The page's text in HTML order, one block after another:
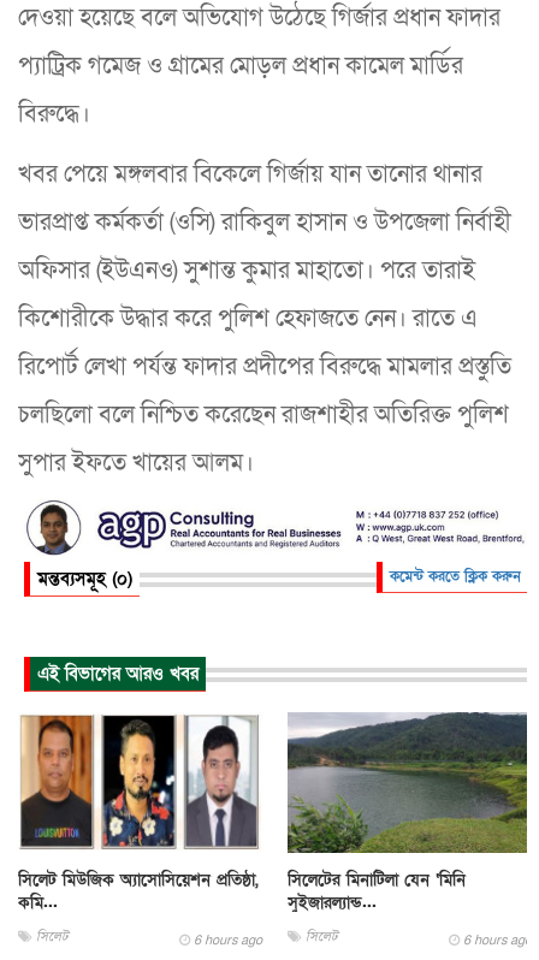
দেওয়া হয়েছে বলে অভিযোগ উঠেছে গির্জার প্রধান ফাদার
প্যাট্রিক গমেজ ও গ্রামের মোড়ল প্রধান কামেল মার্ডির
বিরুদ্ধে।
খবর পেয়ে মঙ্গলবার বিকেলে গির্জায় যান তানোর থানার
ভারপ্রাপ্ত কর্মকর্তা (ওসি) রাকিবুল হাসান ও উপজেলা নির্বাহী
অফিসার (ইউএনও) সুশান্ত কুমার মাহাতো। পরে তারাই
কিশোরীকে উদ্ধার করে পুলিশ হেফাজতে নেন। রাতে এ
রিপোর্ট লেখা পর্যন্ত ফাদার প্রদীপের বিরুদ্ধে মামলার প্রস্তুতি
চলছিলো বলে নিশ্চিত করেছেন রাজশাহীর অতিরিক্ত পুলিশ
সুপার ইফতে খায়ের আলম।
মন্তব্যসমূহ (০) কমেন্ট করতে ক্লিক করুন
এই বিভাগের আরও খবর
সিলেট মিউজিক অ্যাসোসিয়েশন প্রতিষ্ঠা,
কমি...
সিলেট 6 hours ago
সিলেটের মিনাটিলা যেন ‘মিনি
সুইজারল্যান্ড...
সিলেট 6 hours ago